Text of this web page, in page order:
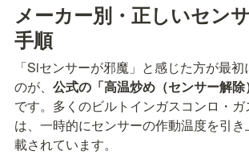
メーカー別・正しいセン
手順
「Siセンサーが邪魔」と感じた方が最
のが、 公式の「高温炒め（センサー解除
です。多くのビルトインガスコンロ・
は、一時的にセンサーの作動温度を引
載されています。